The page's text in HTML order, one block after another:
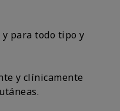
para todo tipo y
y clínicamente